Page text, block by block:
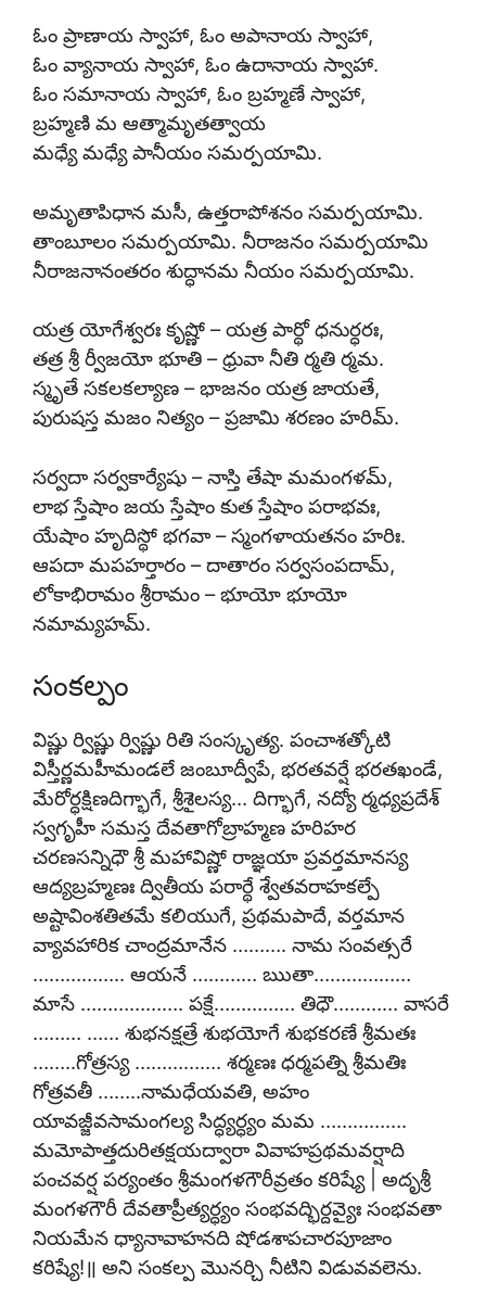
ఓం ప్రాణాయ స్వాహా, ఓం అపానాయ స్వాహా,
ఓం వ్యానాయ స్వాహా, ఓం ఉదానాయ స్వాహా.
ఓం సమానాయ స్వాహా, ఓం బ్రహ్మణే స్వాహా,
బ్రహ్మణి మ ఆత్మామృతత్వాయ
మధ్యే మధ్యే పానీయం సమర్పయామి.
అమృతాపిధాన మసీ, ఉత్తరాపోశనం సమర్పయామి.
తాంబూలం సమర్పయామి. నీరాజనం సమర్పయామి
నీరాజనానంతరం శుద్ధానమ నీయం సమర్పయామి.
యత్ర యోగేశ్వరః కృష్ణో – యత్ర పార్థో ధనుర్ధరః,
తత్ర శ్రీ ర్వీజయో భూతి – ధ్రువా నీతి ర్మతి ర్మమ.
స్మృతే సకలకల్యాణ – భాజనం యత్ర జాయతే,
పురుషస్త మజం నిత్యం – ప్రజామి శరణం హరిమ్.
సర్వదా సర్వకార్యేషు – నాస్తి తేషా మమంగళమ్,
లాభ స్తేషాం జయ స్తేషాం కుత స్తేషాం పరాభవః,
యేషాం హృదిస్థో భగవా – స్మంగళాయతనం హరిః.
ఆపదా మపహర్తారం – దాతారం సర్వసంపదామ్,
లోకాభిరామం శ్రీరామం – భూయో భూయో
నమామ్యహమ్.
సంకల్పం
విష్ణు ర్విష్ణు ర్విష్ణు రితి సంస్కృత్య. పంచాశత్కోటి
విస్తీర్ణమహీమండలే జంబూద్వీపే, భరతవర్షే భరతఖండే,
మేరోర్ధక్షిణదిగ్భాగే, శ్రీశైలస్య… దిగ్భాగే, నద్యో ర్మధ్యప్రదేశ్
స్వగృహీ సమస్త దేవతాగోబ్రాహ్మణ హరిహర
చరణసన్నిధౌ శ్రీ మహావిష్ణో రాజ్ఞయా ప్రవర్తమానస్య
ఆద్యబ్రహ్మణః ద్వితీయ పరార్థే శ్వేతవరాహకల్పే
అష్టావింశతితమే కలియుగే, ప్రథమపాదే, వర్తమాన
వ్యావహారిక చాంద్రమానేన ………. నామ సంవత్సరే
…………….. ఆయనే ………… ఋతా………………
మాసే ………………. పక్షే…………… తిధౌ………… వాసరే
……… …… శుభనక్షత్రే శుభయోగే శుభకరణే శ్రీమతః
……..గోత్రస్య ……………. శర్మణః ధర్మపత్ని శ్రీమతిః
గోత్రవతీ ……..నామధేయవతి, అహం
యావజ్జీవసామంగల్య సిద్ధ్యర్ధ్యం మమ …………….
మమోపాత్తదురితక్షయద్వారా వివాహప్రథమవర్షాది
పంచవర్ష పర్యంతం శ్రీమంగళగౌరీవ్రతం కరిష్యే | అదృశ్రీ
మంగళగౌరీ దేవతాప్రీత్యర్ధ్యం సంభవద్భిర్దవ్యైః సంభవతా
నియమేన ధ్యానావాహనది షోడశాపచారపూజాం
కరిష్యే!॥ అని సంకల్ప మొనర్చి నీటిని విడువవలెను.